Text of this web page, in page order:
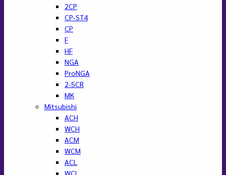
2CP
CP-ST4
CP
F
HF
NGA
ProNGA
2-5CR
MK
Mitsubishi
ACH
WCH
ACM
WCM
ACL
WCL